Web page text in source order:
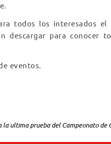
todos los interesados el
descargar para conocer
eventos.
la ultima prueba del Campeonato de